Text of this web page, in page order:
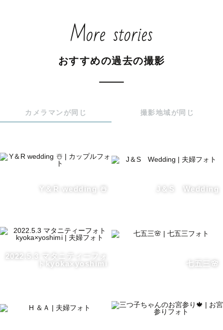
More stories
おすすめの過去の撮影
カメラマンが同じ 撮影地域が同じ
Y＆R wedding ☃️ J＆S Wedding
2022.5.3 マタニティーフォ
トkyoka×yoshimi
七五三🌸